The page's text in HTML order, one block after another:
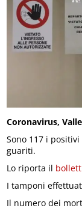
Coronavirus,
Sono 117 i
guariti.
Lo riporta il
I tamponi
Il numero dei